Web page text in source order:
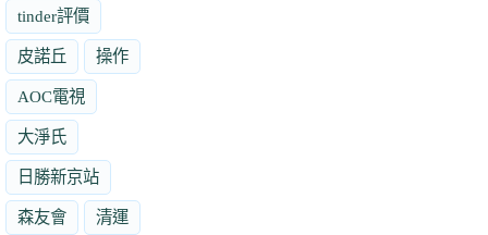
tinder評價
皮諾丘 操作
AOC電視
大淨氏
日勝新京站
森友會 清運